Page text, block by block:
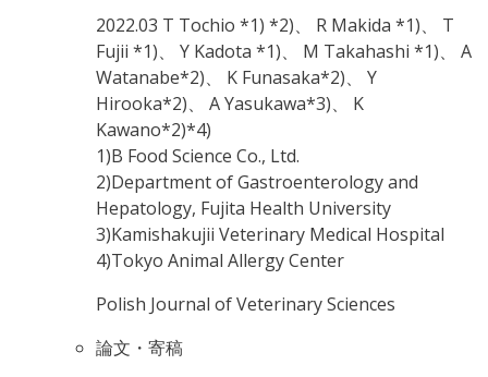
2022.03 T Tochio *1) *2)、 R Makida *1)、 T
Fujii *1)、 Y Kadota *1)、 M Takahashi *1)、 A
Watanabe*2)、 K Funasaka*2)、 Y
Hirooka*2)、 A Yasukawa*3)、 K
Kawano*2)*4)
1)B Food Science Co., Ltd.
2)Department of Gastroenterology and
Hepatology, Fujita Health University
3)Kamishakujii Veterinary Medical Hospital
4)Tokyo Animal Allergy Center
Polish Journal of Veterinary Sciences
論文・寄稿